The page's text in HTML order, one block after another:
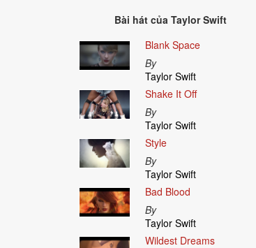
Bài hát của Taylor Swift
Blank Space
By
Taylor Swift
Shake It Off
By
Taylor Swift
Style
By
Taylor Swift
Bad Blood
By
Taylor Swift
Wildest Dreams